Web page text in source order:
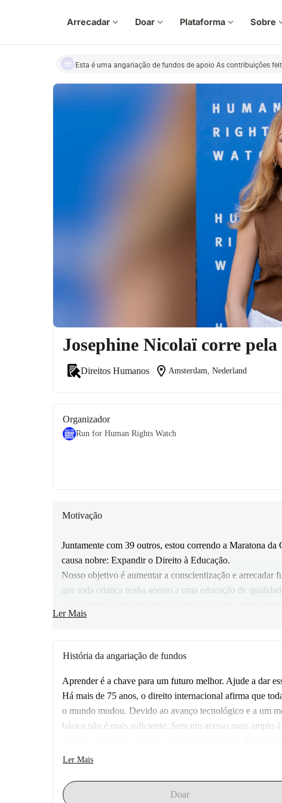
Arrecadar expand_more Doar expand_more Plataforma expand_more Sobre
Esta é uma angariação de fundos de apoio As contribuições
Josephine Nicolaï corre
Direitos Humanos location_on Amsterdam, Nederland
Organizador
Run for Human Rights Watch
Motivação
Juntamente com 39 outros, estou correndo a Maratona
causa nobre: Expandir o Direito à Educação.
Nosso objetivo é aumentar a conscientização e arrecadar
que toda criança tenha acesso a uma educação de
crianças ao redor do mundo.
Ler Mais
História da angariação de fundos
Aprender é a chave para um futuro melhor. Ajude a dar
Há mais de 75 anos, o direito internacional afirma que
o mundo mudou. Devido ao avanço tecnológico e a um
básica não é mais suficiente. Sem um acesso mais amplo
defende uma expansão histórica do direito à educação:
Crianças que têm acesso à educação infantil e podem
menos risco de exploração, como trabalho infantil ou
Ler Mais
Doar